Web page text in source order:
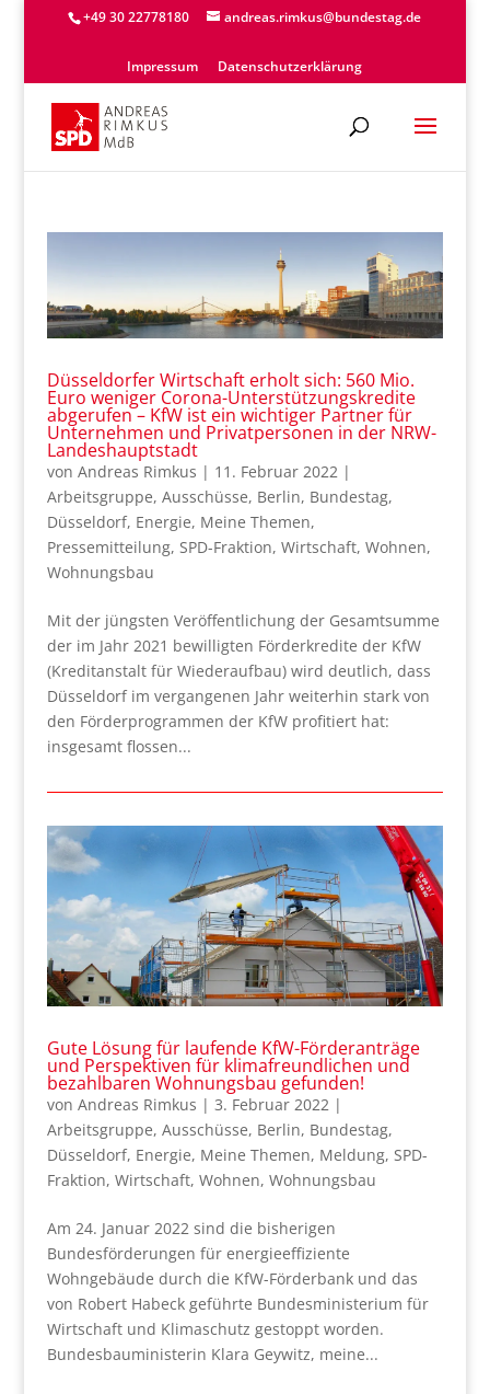
+49 30 22778180 andreas.rimkus@bundestag.de
Impressum Datenschutzerklärung
Düsseldorfer Wirtschaft erholt sich: 560 Mio.
Euro weniger Corona-Unterstützungskredite
abgerufen – KfW ist ein wichtiger Partner für
Unternehmen und Privatpersonen in der NRW-
Landeshauptstadt
von Andreas Rimkus | 11. Februar 2022|
Arbeitsgruppe, Ausschüsse, Berlin, Bundestag,
Düsseldorf, Energie, Meine Themen,
Pressemitteilung, SPD-Fraktion, Wirtschaft, Wohnen,
Wohnungsbau
Mit der jüngsten Veröffentlichung der Gesamtsumme
der im Jahr 2021 bewilligten Förderkredite der KfW
(Kreditanstalt für Wiederaufbau) wird deutlich, dass
Düsseldorf im vergangenen Jahr weiterhin stark von
den Förderprogrammen der KfW profitiert hat:
insgesamt flossen...
Gute Lösung für laufende KfW-Förderanträge
und Perspektiven für klimafreundlichen und
bezahlbaren Wohnungsbau gefunden!
von Andreas Rimkus | 3. Februar 2022|
Arbeitsgruppe, Ausschüsse, Berlin, Bundestag,
Düsseldorf, Energie, Meine Themen, Meldung, SPD-
Fraktion, Wirtschaft, Wohnen, Wohnungsbau
Am 24. Januar 2022 sind die bisherigen
Bundesförderungen für energieeffiziente
Wohngebäude durch die KfW-Förderbank und das
von Robert Habeck geführte Bundesministerium für
Wirtschaft und Klimaschutz gestoppt worden.
Bundesbauministerin Klara Geywitz, meine...